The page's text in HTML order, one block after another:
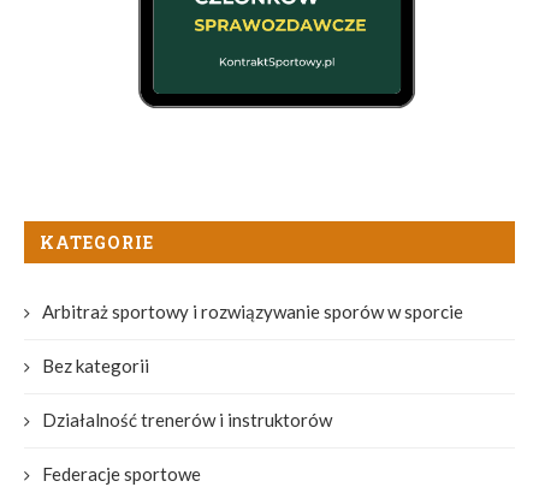
KATEGORIE
Arbitraż sportowy i rozwiązywanie sporów w sporcie
Bez kategorii
Działalność trenerów i instruktorów
Federacje sportowe